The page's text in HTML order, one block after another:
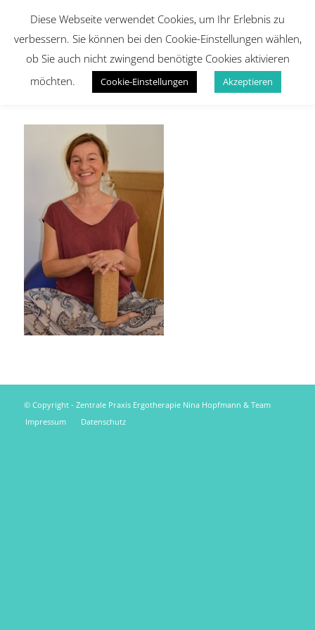
© Copyright - Zentrale Praxis Ergotherapie Nina Hopfmann & Team
Impressum
Datenschutz
Diese Webseite verwendet Cookies, um Ihr Erlebnis zu
verbessern. Sie können bei den Cookie-Einstellungen wählen,
ob Sie auch nicht zwingend benötigte Cookies aktivieren
möchten.
Cookie-Einstellungen Akzeptieren